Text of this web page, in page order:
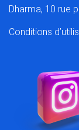
Dharma, 10 rue
Conditions